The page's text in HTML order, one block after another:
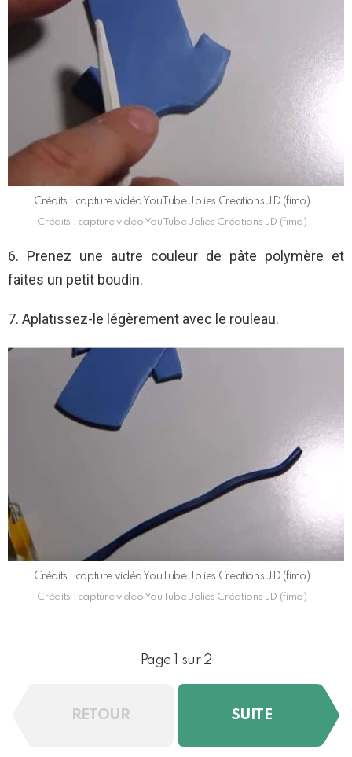
Crédits : capture vidéo YouTube Jolies Créations JD (fimo)
Crédits : capture vidéo YouTube Jolies Créations JD (fimo)
6. Prenez une autre couleur de pâte polymère et
faites un petit boudin.
7. Aplatissez-le légèrement avec le rouleau.
Crédits : capture vidéo YouTube Jolies Créations JD (fimo)
Crédits : capture vidéo YouTube Jolies Créations JD (fimo)
Page 1 sur 2
RETOUR SUITE